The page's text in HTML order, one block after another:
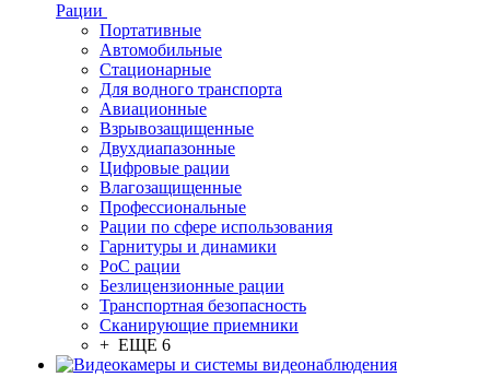
Рации
Портативные
Автомобильные
Стационарные
Для водного транспорта
Авиационные
Взрывозащищенные
Двухдиапазонные
Цифровые рации
Влагозащищенные
Профессиональные
Рации по сфере использования
Гарнитуры и динамики
PoC рации
Безлицензионные рации
Транспортная безопасность
Сканирующие приемники
+ ЕЩЕ 6